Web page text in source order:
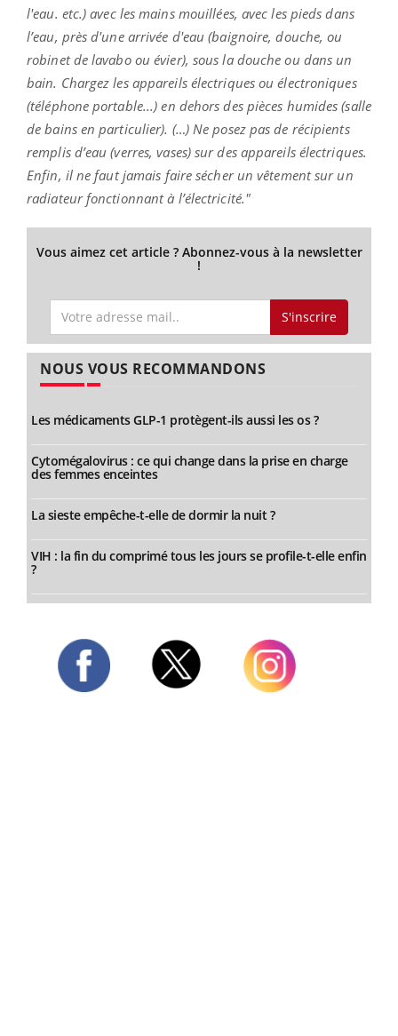
l'eau. etc.) avec les mains mouillées, avec les pieds dans
l’eau, près d'une arrivée d'eau (baignoire, douche, ou
robinet de lavabo ou évier), sous la douche ou dans un
bain. Chargez les appareils électriques ou électroniques
(téléphone portable...) en dehors des pièces humides (salle
de bains en particulier). (…) Ne posez pas de récipients
remplis d’eau (verres, vases) sur des appareils électriques.
Enfin, il ne faut jamais faire sécher un vêtement sur un
radiateur fonctionnant à l’électricité."
Vous aimez cet article ? Abonnez-vous à la newsletter
!
S'inscrire
NOUS VOUS RECOMMANDONS
Les médicaments GLP-1 protègent-ils aussi les os ?
Cytomégalovirus : ce qui change dans la prise en charge
des femmes enceintes
La sieste empêche-t-elle de dormir la nuit ?
VIH : la fin du comprimé tous les jours se profile-t-elle enfin
?